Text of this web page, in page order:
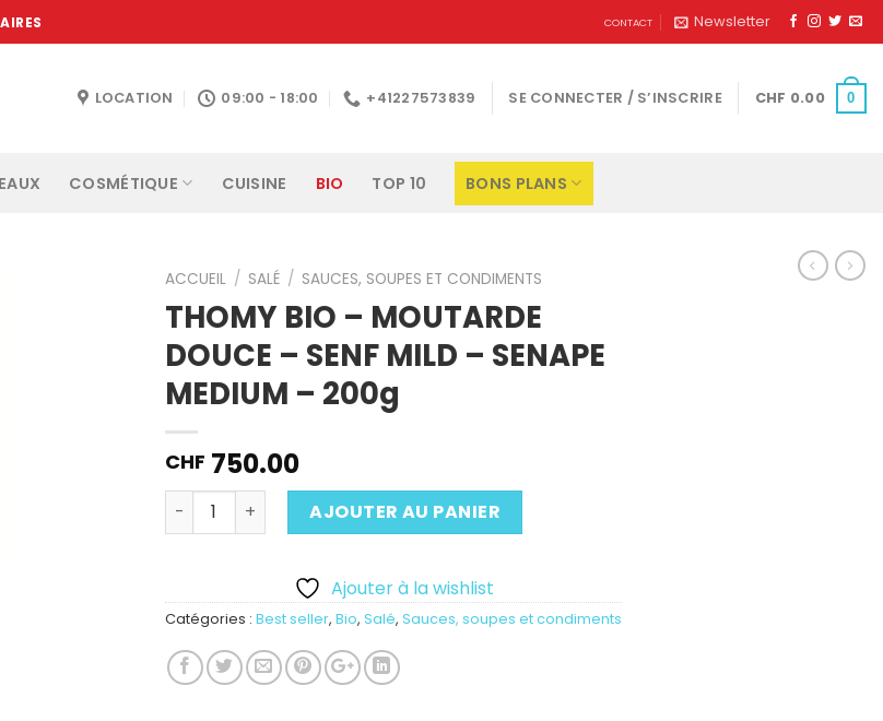
CONTACT Newsletter
LOCATION 09:00 - 18:00 +41227573839 SE CONNECTER / S’INSCRIRE CHF 0.00 0
COSMÉTIQUE CUISINE BIO TOP 10 BONS PLANS
ACCUEIL / SALÉ / SAUCES, SOUPES ET CONDIMENTS
THOMY BIO – MOUTARDE
DOUCE – SENF MILD – SENAPE
MEDIUM – 200g
CHF 750.00
Quantité AJOUTER AU PANIER
Ajouter à la wishlist
Catégories : Best seller, Bio, Salé, Sauces, soupes et condiments